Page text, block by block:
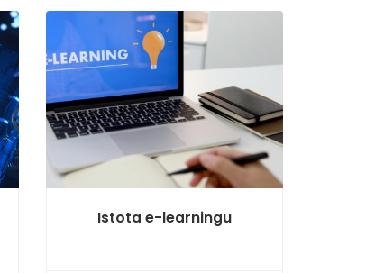
Istota e-learningu